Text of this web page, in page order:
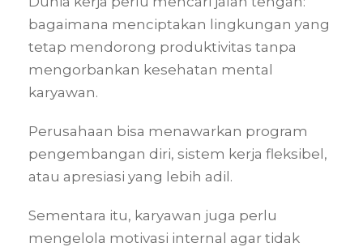
bagaimana menciptakan lingkungan yang
tetap mendorong produktivitas tanpa
mengorbankan kesehatan mental
karyawan.
Perusahaan bisa menawarkan program
pengembangan diri, sistem kerja fleksibel,
atau apresiasi yang lebih adil.
Sementara itu, karyawan juga perlu
mengelola motivasi internal agar tidak